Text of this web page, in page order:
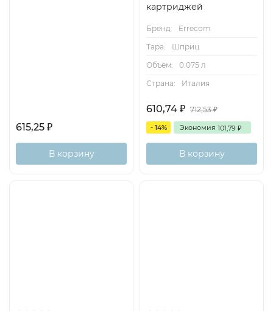
615,25 ₽
В корзину
картриджей
Бренд:
Errecom
Тара:
Шприц
Объем:
0.075 л
Страна:
Италия
610,74 ₽ 712,53₽
- 14% Экономия 101,79 ₽
В корзину